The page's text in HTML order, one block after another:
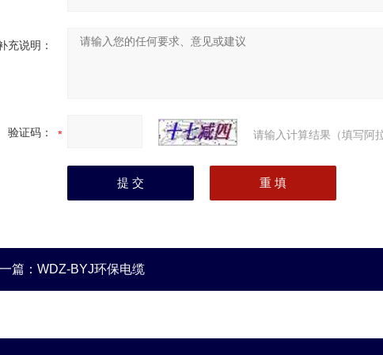
充说明：
验证码： 请输入计算结果（填写阿
篇： WDZ-BYJ环保电缆